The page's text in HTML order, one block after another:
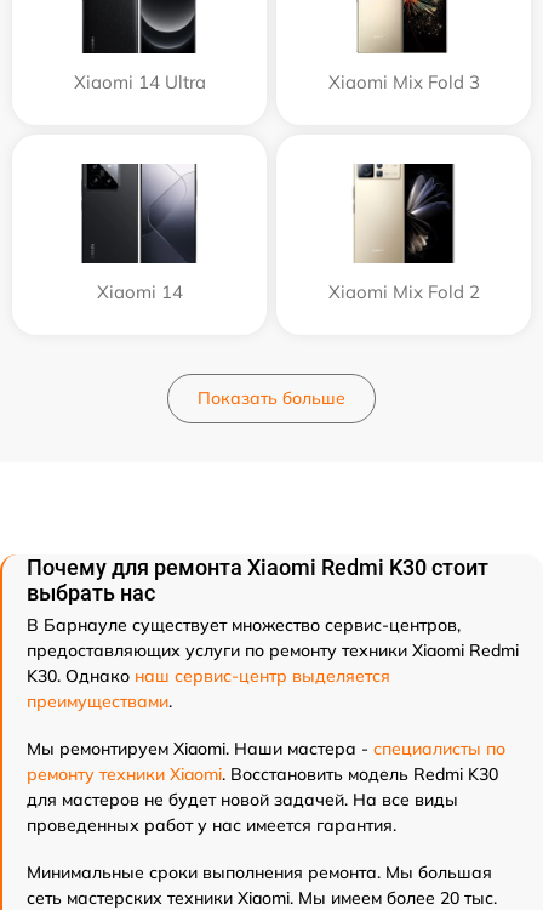
Xiaomi 14 Ultra Xiaomi Mix Fold 3
Xiaomi 14 Xiaomi Mix Fold 2
Показать больше
Почему для ремонта Xiaomi Redmi K30 стоит
выбрать нас
В Барнауле существует множество сервис-центров,
предоставляющих услуги по ремонту техники Xiaomi Redmi
K30. Однако наш сервис-центр выделяется
преимуществами.
Мы ремонтируем Xiaomi. Наши мастера - специалисты по
ремонту техники Xiaomi. Восстановить модель Redmi K30
для мастеров не будет новой задачей. На все виды
проведенных работ у нас имеется гарантия.
Минимальные сроки выполнения ремонта. Мы большая
сеть мастерских техники Xiaomi. Мы имеем более 20 тыс.